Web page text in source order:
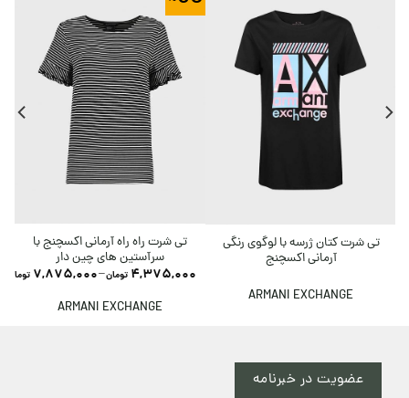
تی شرت کتان ژرسه با لوگوی رنگی
آرمانی اکسچنج
ARMANI EXCHANGE
تی شرت راه راه آرمانی اکسچنج با
سرآستین های چین دار
4,375,000 تومان–
7,875,000 تومان
ARMANI EXCHANGE
عضویت در خبرنامه